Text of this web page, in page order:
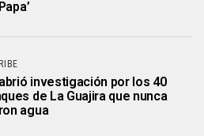
investigación por los 40
de La Guajira que nunca
agua